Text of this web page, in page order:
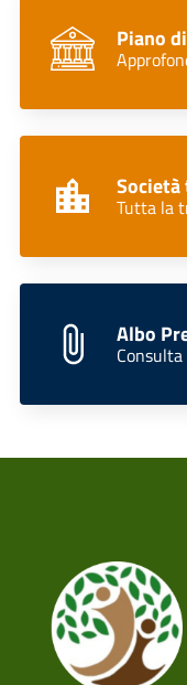
Piano
Tutta la
Albo